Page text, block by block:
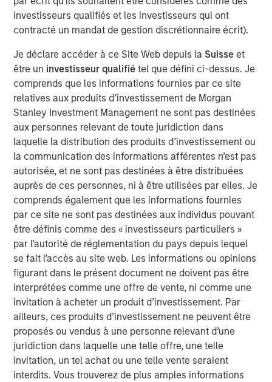
investisseurs qualifiés et les investisseurs qui ont
contracté un mandat de gestion discrétionnaire écrit).
Je déclare accéder à ce Site Web depuis la Suisse et
être un investisseur qualifiétel que défini ci-dessus. Je
comprends que les informations fournies par ce site
relatives aux produits d’investissement de Morgan
Stanley Investment Management ne sont pas destinées
aux personnes relevant de toute juridiction dans
laquelle la distribution des produits d’investissement ou
la communication des informations afférentes n’est pas
autorisée, et ne sont pas destinées à être distribuées
auprès de ces personnes, ni à être utilisées par elles. Je
comprends également que les informations fournies
par ce site ne sont pas destinées aux individus pouvant
être définis comme des « investisseurs particuliers »
par l’autorité de réglementation du pays depuis lequel
se fait l’accès au site web. Les informations ou opinions
figurant dans le présent document ne doivent pas être
interprétées comme une offre de vente, ni comme une
invitation à acheter un produit d’investissement. Par
ailleurs, ces produits d’investissement ne peuvent être
proposés ou vendus à une personne relevant d’une
juridiction dans laquelle une telle offre, une telle
invitation, un tel achat ou une telle vente seraient
interdits. Vous trouverez de plus amples informations
return, reliability, and predictability of diverse energy
assets, while supporting efforts to reduce emissions.
Industry data shows that most methane emissions come
from a small percentage of assets, where a few large
leaks drive disproportionate product loss, operational risk,
and regulatory exposure. Historically, operators lacked
scalable tools to reliably identify these high-impact
events, relying on legacy labor-intensive manual leak
detection that couldn’t keep pace with the scale of
modern energy systems.
The oil and natural gas industry manages millions of
miles of pipelines and hundreds of thousands of
production facilities. Traditional manual leak detection
and repair (LDAR) services alone have proven costly and
ineffective in managing emissions from this vast
infrastructure. Insight M was built to solve this problem,
pioneering large-scale, aircraft-based methane detection
to rapidly identify emissions and prioritize repairs with
the greatest economic and environmental return. Over the
past decade, Insight M has helped operators save
approximately $900 million in product value and prevent
more than 255 billion cubic feet of methane from entering
the atmosphere, among the largest real-world methane
mitigation efforts to date.